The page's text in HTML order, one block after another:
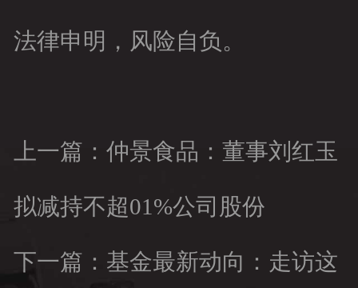
法律申明，风险自负。
上一篇：仲景食品：董事刘红玉
拟减持不超01%公司股份
下一篇：基金最新动向：走访这